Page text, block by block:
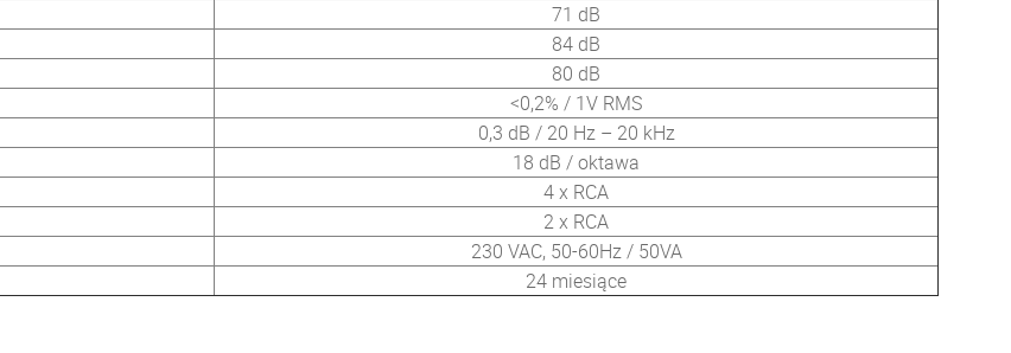
71 dB
84 dB
80 dB
<0,2% / 1V RMS
0,3 dB / 20 Hz – 20 kHz
18 dB / oktawa
4 x RCA
2 x RCA
230 VAC, 50-60Hz / 50VA
24 miesiące